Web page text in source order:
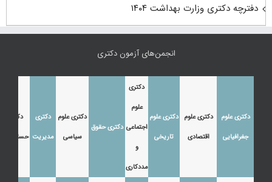
دفترچه دکتری وزارت بهداشت ۱۴۰۴
انجمن‌های آزمون دکتری
دکتری علوم
جغرافیایی
دکتری علوم
اقتصادی
دکتری علوم
تاریخی
دکتری
علوم
اجتماعی
و
مددکاری
دکتری حقوق
دکتری علوم
سیاسی
دکتری
مدیریت
دکتری
حسابداری